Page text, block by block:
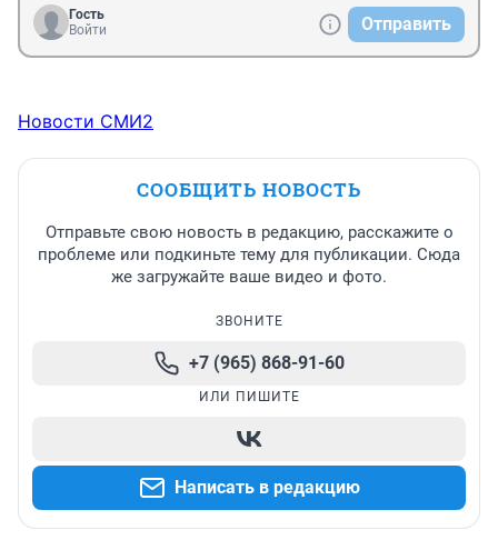
Гость
Войти
Отправить
Новости СМИ2
СООБЩИТЬ НОВОСТЬ
Отправьте свою новость в редакцию, расскажите о
проблеме или подкиньте тему для публикации. Сюда
же загружайте ваше видео и фото.
ЗВОНИТЕ
+7 (965) 868-91-60
ИЛИ ПИШИТЕ
Написать в редакцию